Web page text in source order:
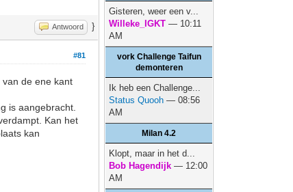
Antwoord }
#81
de ene kant
is aangebracht.
Kan het
kan
Gisteren, weer een v...
Willeke_IGKT — 10:11
AM
vork Challenge Taifun
demonteren
Ik heb een Challenge...
Status Quooh — 08:56
AM
Milan 4.2
Klopt, maar in het d...
Bob Hagendijk — 12:00
AM